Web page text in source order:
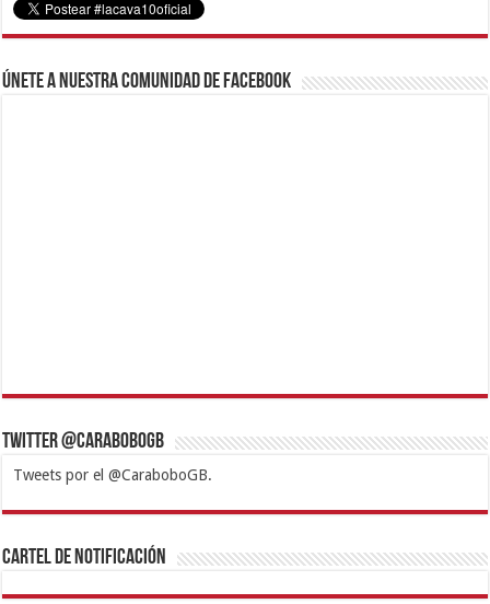
Únete a nuestra comunidad de Facebook
Twitter @CaraboboGB
Tweets por el @CaraboboGB.
1xbetBetturkeyBetistKralbetSupertotobetTipobetMatadorbetMariobet
https://mvbcasino.com/
Cartel de Notificación